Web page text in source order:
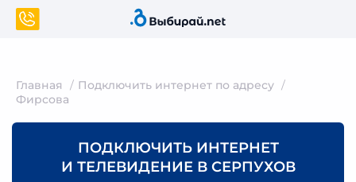
Главная
Подключить интернет по адресу
Фирсова
ПОДКЛЮЧИТЬ ИНТЕРНЕТ
И ТЕЛЕВИДЕНИЕ В СЕРПУХОВ